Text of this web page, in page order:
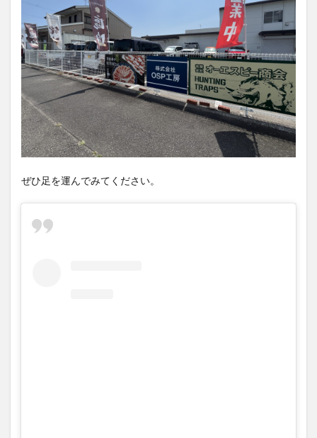
ぜひ足を運んでみてください。